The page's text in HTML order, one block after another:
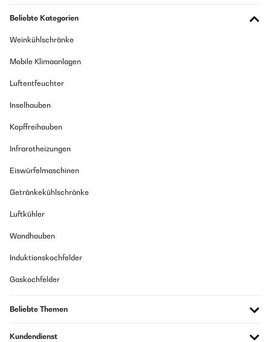
Beliebte Kategorien
Weinkühlschränke
Mobile Klimaanlagen
Luftentfeuchter
Inselhauben
Kopffreihauben
Infrarotheizungen
Eiswürfelmaschinen
Getränkekühlschränke
Luftkühler
Wandhauben
Induktionskochfelder
Gaskochfelder
Beliebte Themen
Kundendienst